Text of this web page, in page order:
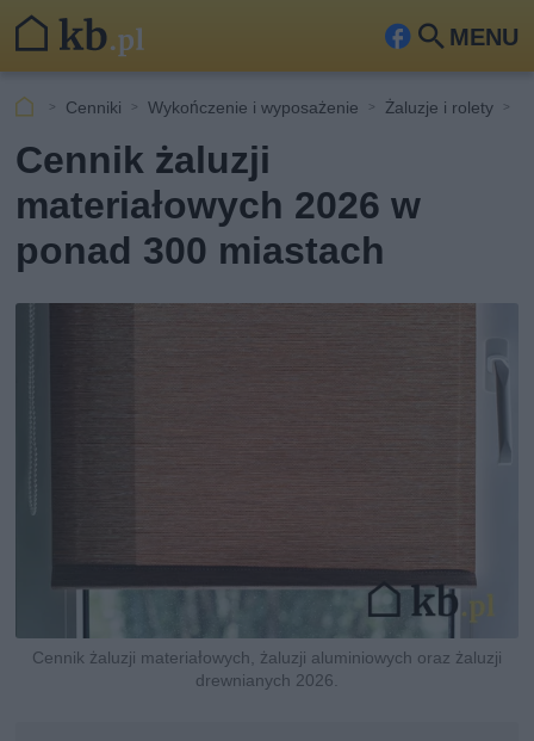
MENU
Fa
ceb
ook
Szu
kaj
Cenniki Wykończenie i wyposażenie Żaluzje i rolety
Cennik żaluzji
materiałowych 2026 w
ponad 300 miastach
Cennik żaluzji materiałowych, żaluzji aluminiowych oraz żaluzji
drewnianych 2026.